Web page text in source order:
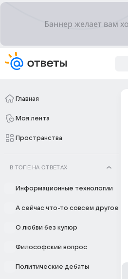
Главная
Моя лента
Пространства
В ТОПЕ НА ОТВЕТАХ
Информационные технологии
А сейчас что-то совсем другое
О любви без купюр
Философский вопрос
Политические дебаты